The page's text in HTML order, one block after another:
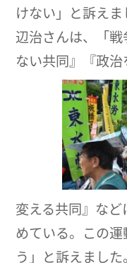
けない」と訴え
辺治さんは、「
ない共同』『政治
変える共同』な
めている。この
う」と訴えまし